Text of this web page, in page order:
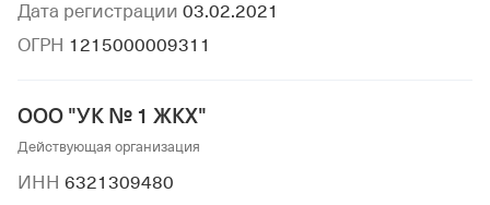
Дата регистрации 03.02.2021
ОГРН 1215000009311
ООО "УК № 1 ЖКХ"
Действующая организация
ИНН 6321309480